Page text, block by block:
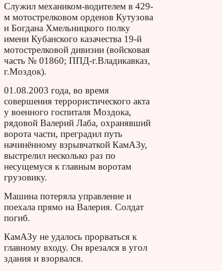
Служил механиком-водителем в 429-
м мотострелковом орденов Кутузова
и Богдана Хмельницкого полку
имени Кубанского казачества 19-й
мотострелковой дивизии (войсковая
часть № 01860; ППД-г.Владикавказ,
г.Моздок).
01.08.2003 года, во время
совершения террористического акта
у военного госпиталя Моздока,
рядовой Валерий Лаба, охранявший
ворота части, преградил путь
начинённому взрывчаткой КамАЗу,
выстрелил несколько раз по
несущемуся к главным воротам
грузовику.
Машина потеряла управление и
поехала прямо на Валерия. Солдат
погиб.
КамАЗу не удалось прорваться к
главному входу. Он врезался в угол
здания и взорвался.